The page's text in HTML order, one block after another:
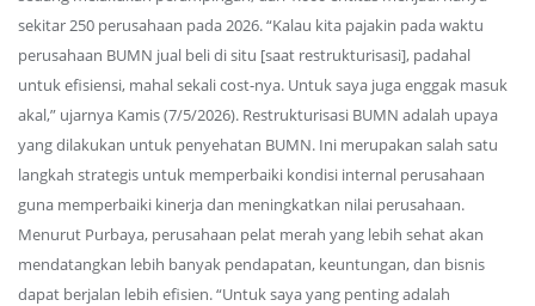
sekitar 250 perusahaan pada 2026. “Kalau kita pajakin pada waktu
perusahaan BUMN jual beli di situ [saat restrukturisasi], padahal
untuk efisiensi, mahal sekali cost-nya. Untuk saya juga enggak masuk
akal,” ujarnya Kamis (7/5/2026). Restrukturisasi BUMN adalah upaya
yang dilakukan untuk penyehatan BUMN. Ini merupakan salah satu
langkah strategis untuk memperbaiki kondisi internal perusahaan
guna memperbaiki kinerja dan meningkatkan nilai perusahaan.
Menurut Purbaya, perusahaan pelat merah yang lebih sehat akan
mendatangkan lebih banyak pendapatan, keuntungan, dan bisnis
dapat berjalan lebih efisien. “Untuk saya yang penting adalah